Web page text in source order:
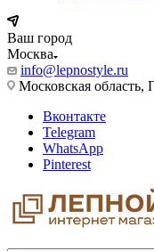
Ваш город
Москва
info@lepnostyle.ru
Московская
Вконтакте
Telegram
WhatsApp
Pinterest